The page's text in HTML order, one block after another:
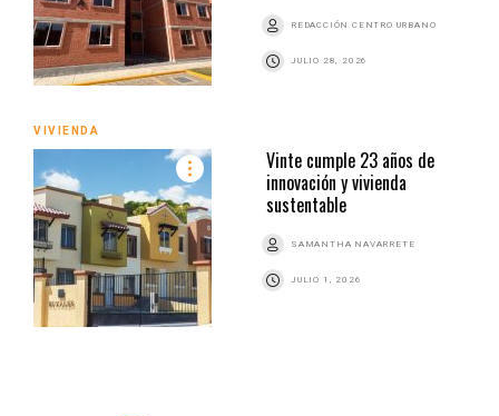
REDACCIÓN CENTRO URBANO
JULIO 28, 2026
VIVIENDA
Vinte cumple 23 años de
innovación y vivienda
sustentable
SAMANTHA NAVARRETE
JULIO 1, 2026